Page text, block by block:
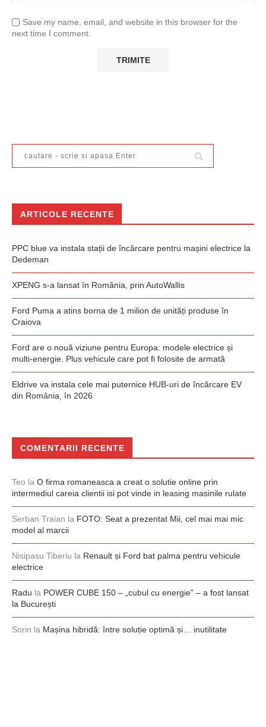
Save my name, email, and website in this browser for the
next time I comment.
ARTICOLE RECENTE
PPC blue va instala stații de încărcare pentru mașini electrice la
Dedeman
XPENG s-a lansat în România, prin AutoWallis
Ford Puma a atins borna de 1 milion de unități produse în
Craiova
Ford are o nouă viziune pentru Europa: modele electrice și
multi-energie. Plus vehicule care pot fi folosite de armată
Eldrive va instala cele mai puternice HUB-uri de încărcare EV
din România, în 2026
COMENTARII RECENTE
Teo la O firma romaneasca a creat o solutie online prin
intermediul careia clientii isi pot vinde in leasing masinile rulate
Serban Traian la FOTO: Seat a prezentat Mii, cel mai mai mic
model al marcii
Nisipasu Tiberiu la Renault și Ford bat palma pentru vehicule
electrice
Radu la POWER CUBE 150 – „cubul cu energie” – a fost lansat
la București
Sorin la Mașina hibridă: între soluție optimă și… inutilitate